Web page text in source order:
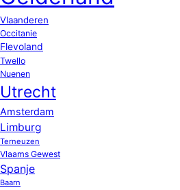
Vlaanderen
Occitanie
Flevoland
Twello
Nuenen
Utrecht
Amsterdam
Limburg
Terneuzen
Vlaams Gewest
Spanje
Baarn